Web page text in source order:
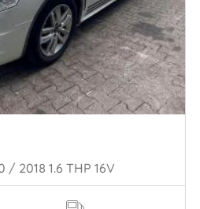
/ 2018 1.6 THP 16V